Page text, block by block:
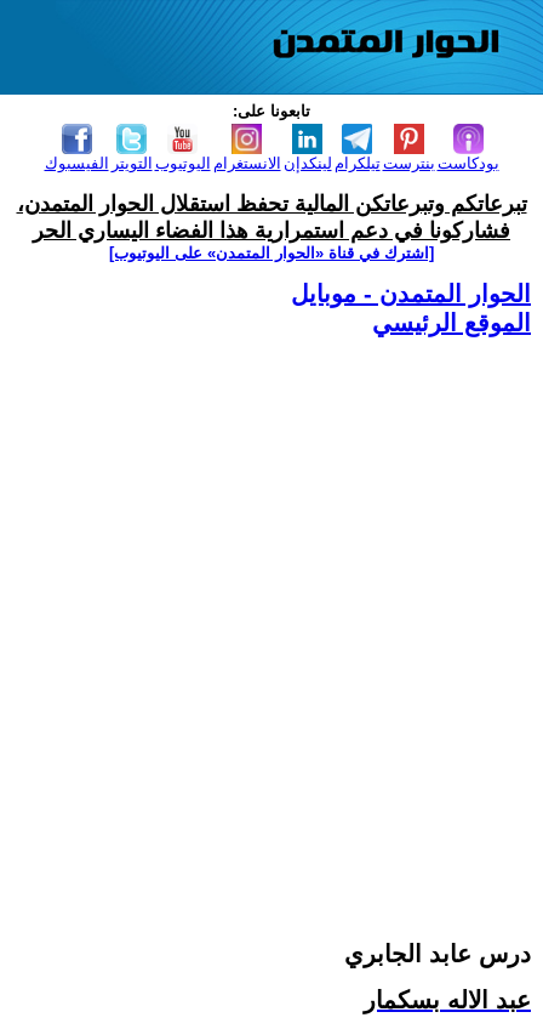
تابعونا على:
الفيسبوك التويتر اليوتيوب الانستغرام لينكدإن تيلكرامبنترست بودكاست
تبرعاتكم وتبرعاتكن المالية تحفظ استقلال الحوار المتمدن،
فشاركونا في دعم استمرارية هذا الفضاء اليساري الحر
[اشترك في قناة ‫«الحوار المتمدن» على اليوتيوب]
الحوار المتمدن - موبايل
الموقع الرئيسي
درس عابد الجابري
عبد الاله بسكمار